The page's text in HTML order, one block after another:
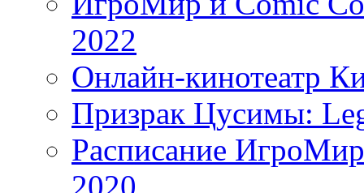
2022
Онлайн-кинотеатр
Призрак Цусимы:
Расписание